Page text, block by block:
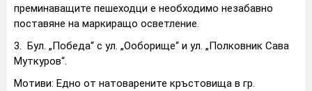
преминаващите пешеходци е необходимо незабавно
поставяне на маркиращо осветление.
3. Бул. „Победа“ с ул. „Ооборище“ и ул. „Полковник Сава
Муткуров“.
Мотиви: Едно от натоварените кръстовища в гр.